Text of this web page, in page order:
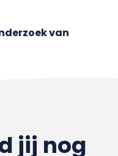
van
jij nog